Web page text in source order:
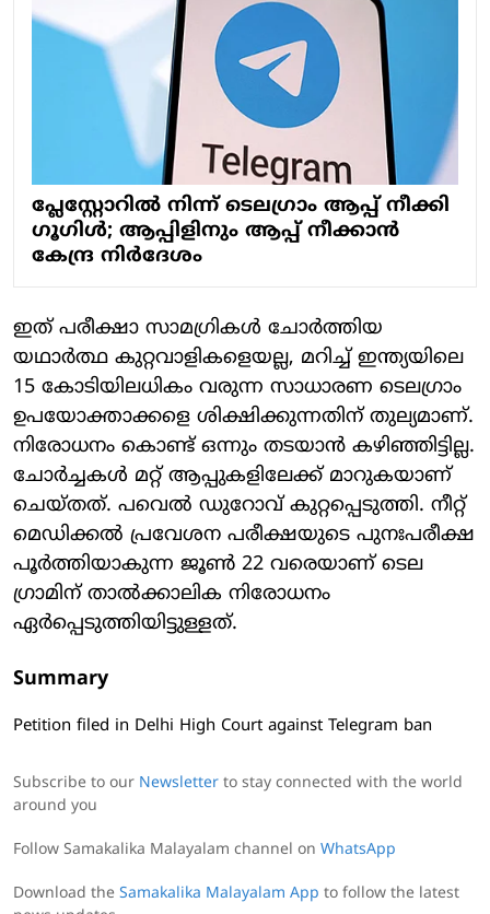
പ്ലേസ്റ്റോറില്‍ നിന്ന് ടെലഗ്രാം ആപ്പ് നീക്കി
ഗൂഗിള്‍; ആപ്പിളിനും ആപ്പ് നീക്കാന്‍
കേന്ദ്ര നിര്‍ദേശം
ഇത് പരീക്ഷാ സാമഗ്രികള്‍ ചോര്‍ത്തിയ
യഥാര്‍ത്ഥ കുറ്റവാളികളെയല്ല, മറിച്ച് ഇന്ത്യയിലെ
15 കോടിയിലധികം വരുന്ന സാധാരണ ടെലഗ്രാം
ഉപയോക്താക്കളെ ശിക്ഷിക്കുന്നതിന് തുല്യമാണ്.
നിരോധനം കൊണ്ട് ഒന്നും തടയാന്‍ കഴിഞ്ഞിട്ടില്ല.
ചോര്‍ച്ചകള്‍ മറ്റ് ആപ്പുകളിലേക്ക് മാറുകയാണ്
ചെയ്തത്. പവെല്‍ ഡുറോവ് കുറ്റപ്പെടുത്തി. നീറ്റ്
മെഡിക്കല്‍ പ്രവേശന പരീക്ഷയുടെ പുനഃപരീക്ഷ
പൂര്‍ത്തിയാകുന്ന ജൂണ്‍ 22 വരെയാണ് ടെല​
ഗ്രാമിന് താൽക്കാലിക നിരോധനം
ഏർപ്പെടുത്തിയിട്ടുള്ളത്.
Summary
Petition filed in Delhi High Court against Telegram ban
Subscribe to our Newsletter to stay connected with the world
around you
Follow Samakalika Malayalam channel on WhatsApp
Download the Samakalika Malayalam App to follow the latest